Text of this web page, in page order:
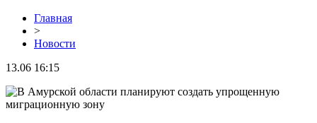
Главная
>
Новости
13.06 16:15